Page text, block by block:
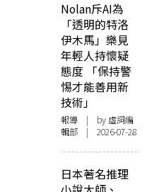
Nolan斥AI為
「透明的特洛
伊木馬」樂見
年輕人持懷疑
態度 「保持警
惕才能善用新
技術」
報導 | by 虛詞編
輯部 | 2026-07-28
日本著名推理